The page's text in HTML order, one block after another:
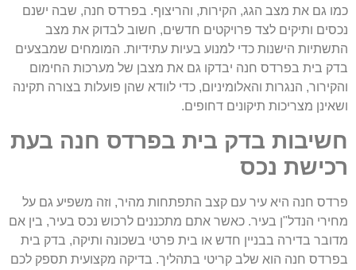
כמו גם את מצב הגג, הקירות, והריצוף. בפרדס חנה, שבה ישנם
נכסים ותיקים לצד פרויקטים חדשים, חשוב לבדוק את מצב
התשתיות הישנות כדי למנוע בעיות עתידיות. המומחים שמבצעים
בדק בית בפרדס חנה יבדקו גם את מצבן של מערכות החימום
והקירור, הנגרות והאלומיניום, כדי לוודא שהן פועלות בצורה תקינה
ושאינן מצריכות תיקונים דחופים.
חשיבות בדק בית בפרדס חנה בעת
רכישת נכס
פרדס חנה היא עיר עם קצב התפתחות מהיר, וזה משפיע גם על
מחירי הנדל"ן בעיר. כאשר אתם מתכננים לרכוש נכס בעיר, בין אם
מדובר בדירה בבניין חדש או בית פרטי בשכונה ותיקה, בדק בית
בפרדס חנה הוא שלב קריטי בתהליך. בדיקה מקצועית תספק לכם